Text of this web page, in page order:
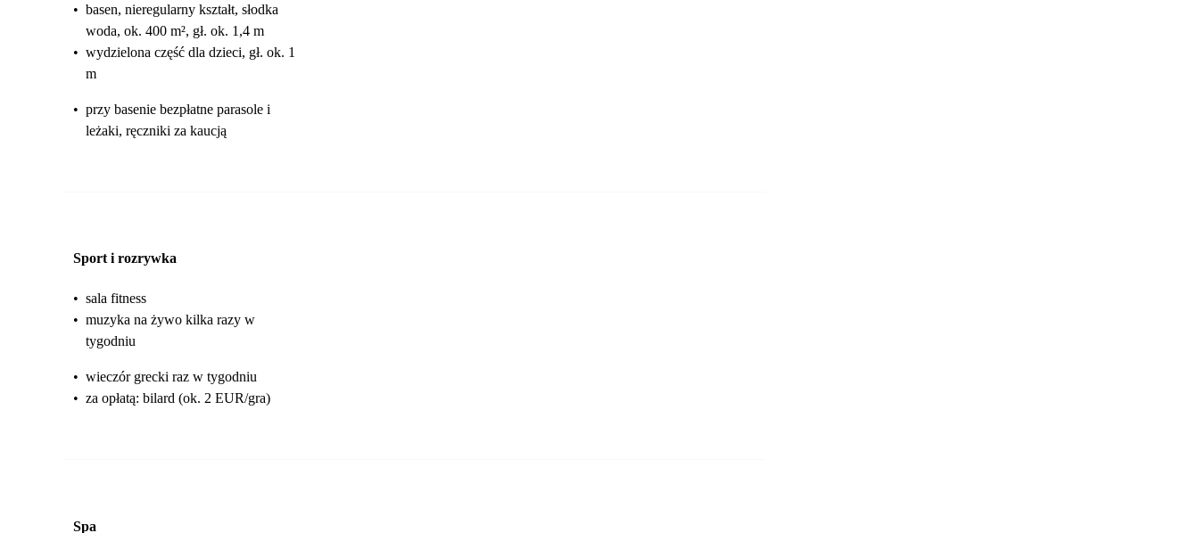
• basen, nieregularny kształt, słodka
woda, ok. 400 m², gł. ok. 1,4 m
• wydzielona część dla dzieci, gł. ok. 1
m
• przy basenie bezpłatne parasole i
leżaki, ręczniki za kaucją
Sport i rozrywka
• sala fitness
• muzyka na żywo kilka razy w
tygodniu
• wieczór grecki raz w tygodniu
• za opłatą: bilard (ok. 2 EUR/gra)
Spa